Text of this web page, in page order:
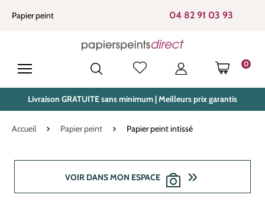
principal
Papier peint 04 82 91 03 93
0
LE
Livraison GRATUITE sans minimum | Meilleurs prix garantis
Accueil Papier peint Papier peint intissé
VOIR DANS MON ESPACE